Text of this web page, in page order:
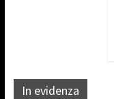
In evidenza